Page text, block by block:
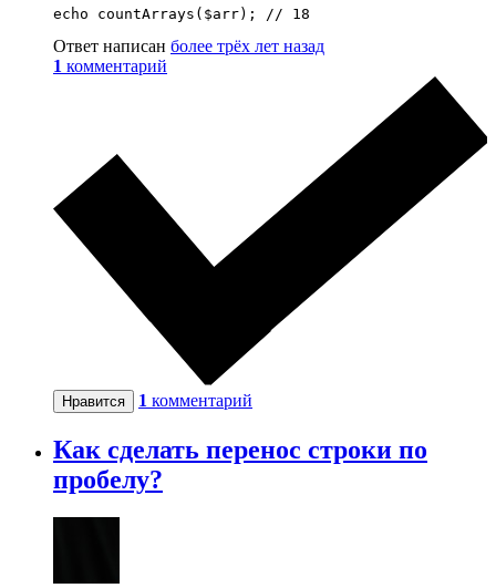
echo countArrays($arr); // 18
Ответ написан более трёх лет назад
1 комментарий
Нравится 1 комментарий
Как сделать перенос строки по
пробелу?